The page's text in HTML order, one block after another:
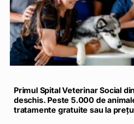
Primul Spital Veterinar Social
deschis. Peste 5.000 de
tratamente gratuite sau la